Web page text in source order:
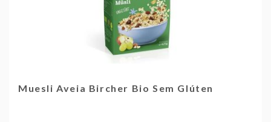
Muesli Aveia Bircher Bio Sem Glúten